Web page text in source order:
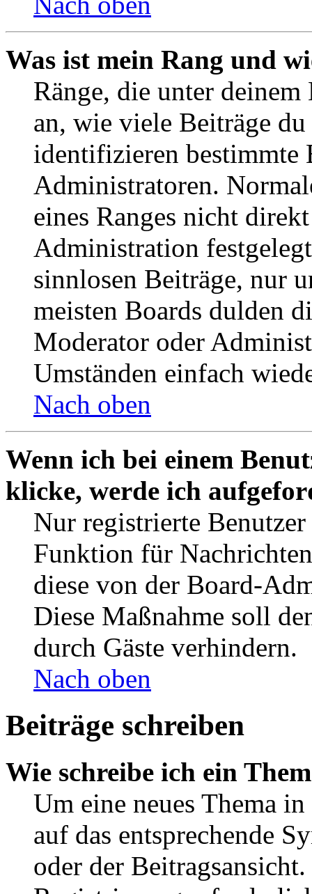
Was ist mein Rang und
Ränge, die unter deinem
an, wie viele Beiträge
identifizieren bestimmte
Administratoren.
eines Ranges nicht
Administration
sinnlosen Beiträge, nur
meisten Boards dulden
Moderator oder
Umständen einfach
Nach oben
Wenn ich bei einem
klicke, werde ich
Nur registrierte
Funktion für
diese von der Board-
Diese Maßnahme soll
durch Gäste verhindern.
Nach oben
Beiträge schreiben
Wie schreibe ich ein
Um eine neues Thema
auf das entsprechende
oder der